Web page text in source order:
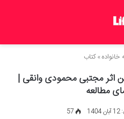
خانواده» کتاب
اثر مجتبی محمودی وانقی |
مطالعه
57